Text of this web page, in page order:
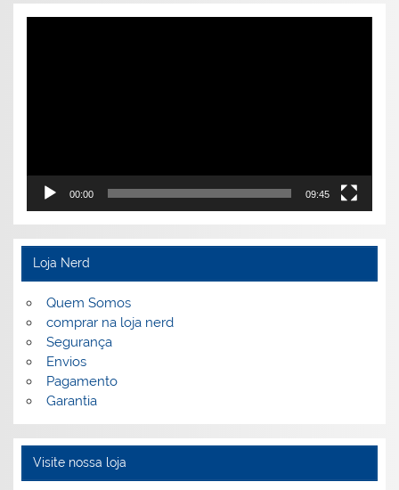
00:00 09:45
Loja Nerd
Quem Somos
comprar na loja nerd
Segurança
Envios
Pagamento
Garantia
Visite nossa loja